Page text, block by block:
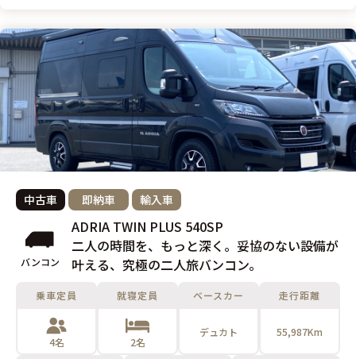
中古車 即納車 輸入車
バンコン
ADRIA TWIN PLUS 540SP
二人の時間を、もっと深く。妥協のない設備が
叶える、究極の二人旅バンコン。
乗車定員
4名
就寝定員
2名
ベースカー
デュカト
走行距離
55,987Km